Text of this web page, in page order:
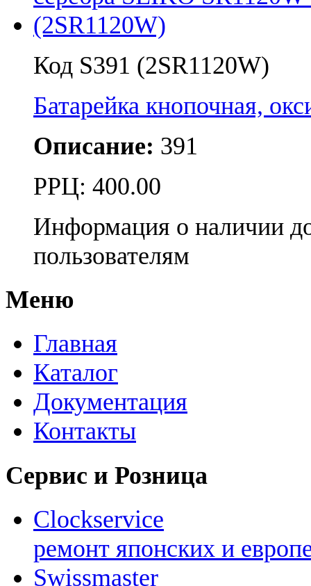
Код S391 (2SR1120W)
Батарейка кнопочная,
Описание: 391
РРЦ: 400.00
Информация о наличии
пользователям
Меню
Главная
Каталог
Документация
Контакты
Сервис и Розница
Clockservice
ремонт японских и
Swissmaster